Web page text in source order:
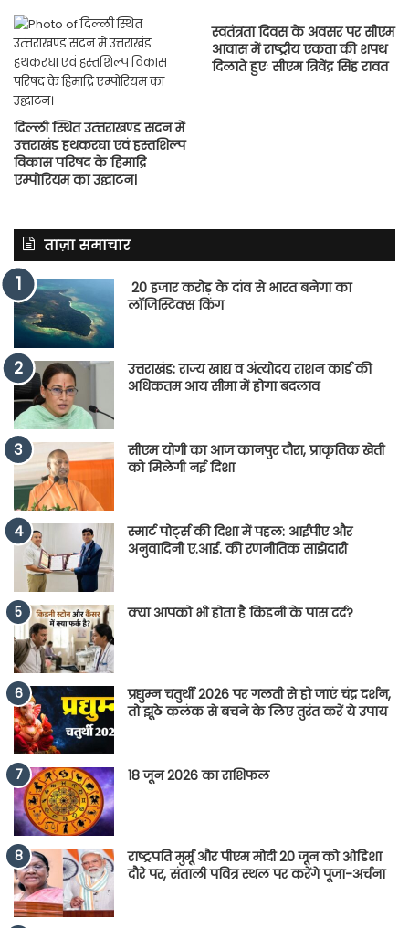
दिल्ली स्थित उत्त्तराखण्ड सदन में
उत्तराखंड हथकरघा एवं हस्तशिल्प
विकास परिषद के हिमाद्रि
एम्पोरियम का उद्घाटन।
स्वतंत्रता दिवस के अवसर पर सीएम
आवास में राष्ट्रीय एकता की शपथ
दिलाते हुएः सीएम त्रिवेंद्र सिंह रावत
ताज़ा समाचार
20 हजार करोड़ के दांव से भारत बनेगा का
लॉजिस्टिक्स किंग
उत्तराखंड: राज्य खाद्य व अंत्योदय राशन कार्ड की
अधिकतम आय सीमा में होगा बदलाव
सीएम योगी का आज कानपुर दौरा, प्राकृतिक खेती
को मिलेगी नई दिशा
स्मार्ट पोर्ट्स की दिशा में पहल: आईपीए और
अनुवादिनी ए.आई. की रणनीतिक साझेदारी
क्या आपको भी होता है किडनी के पास दर्द?
प्रद्युम्न चतुर्थी 2026 पर गलती से हो जाएं चंद्र दर्शन,
तो झूठे कलंक से बचने के लिए तुरंत करें ये उपाय
18 जून 2026 का राशिफल
राष्ट्रपति मुर्मू और पीएम मोदी 20 जून को ओडिशा
दौरे पर, संताली पवित्र स्थल पर करेंगे पूजा-अर्चना